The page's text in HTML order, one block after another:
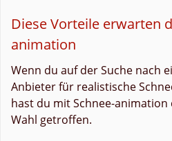
Diese Vorteile erwarten
animation
Wenn du auf der Suche nach
Anbieter für realistische
hast du mit Schnee-
Wahl getroffen.